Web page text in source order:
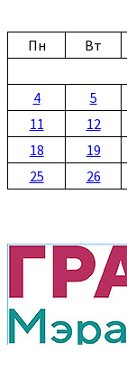
Пн
Вт
4
5
11
12
18
19
25
26